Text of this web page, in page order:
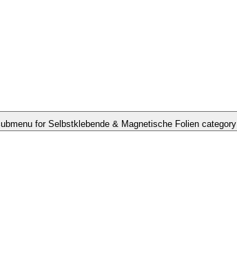
for Selbstklebende & Magnetische Folien category